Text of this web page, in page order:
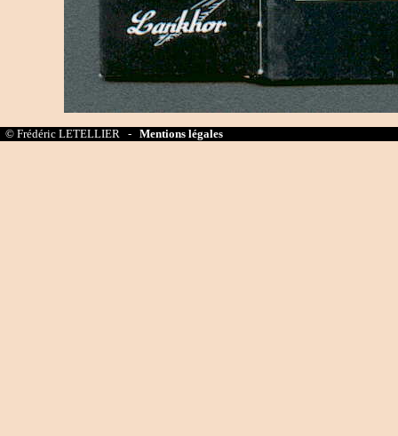
© Frédéric LETELLIER - Mentions légales